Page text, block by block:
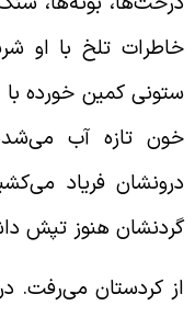
تلخ با او
کمین خورده با
تازه آب
فریاد
هنوز تپش
کردستان می‌‌رفت. در